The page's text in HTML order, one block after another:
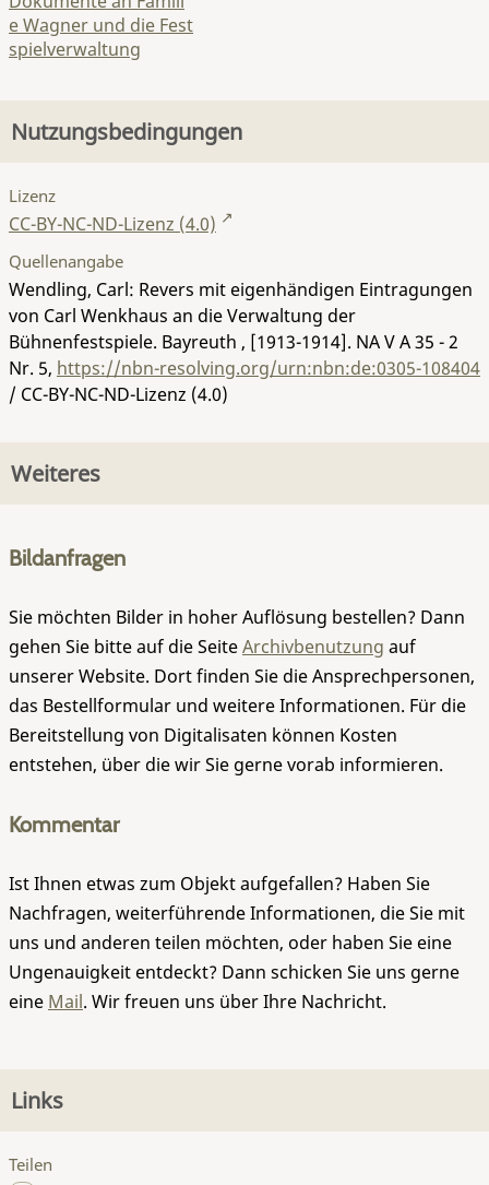
e Wagner und die Fest
spielverwaltung
Nutzungsbedingungen
Lizenz
CC-BY-NC-ND-Lizenz (4.0)
Quellenangabe
Wendling, Carl: Revers mit eigenhändigen Eintragungen
von Carl Wenkhaus an die Verwaltung der
Bühnenfestspiele. Bayreuth , [1913-1914]. NA V A 35 - 2
Nr. 5, https://nbn-resolving.org/urn:nbn:de:0305-108404
/ CC-BY-NC-ND-Lizenz (4.0)
Weiteres
Bildanfragen
Sie möchten Bilder in hoher Auflösung bestellen? Dann
gehen Sie bitte auf die SeiteArchivbenutzung auf
unserer Website. Dort finden Sie die Ansprechpersonen,
das Bestellformular und weitere Informationen. Für die
Bereitstellung von Digitalisaten können Kosten
entstehen, über die wir Sie gerne vorab informieren.
Kommentar
Ist Ihnen etwas zum Objekt aufgefallen? Haben Sie
Nachfragen, weiterführende Informationen, die Sie mit
uns und anderen teilen möchten, oder haben Sie eine
Ungenauigkeit entdeckt? Dann schicken Sie uns gerne
eine Mail. Wir freuen uns über Ihre Nachricht.
Links
Teilen